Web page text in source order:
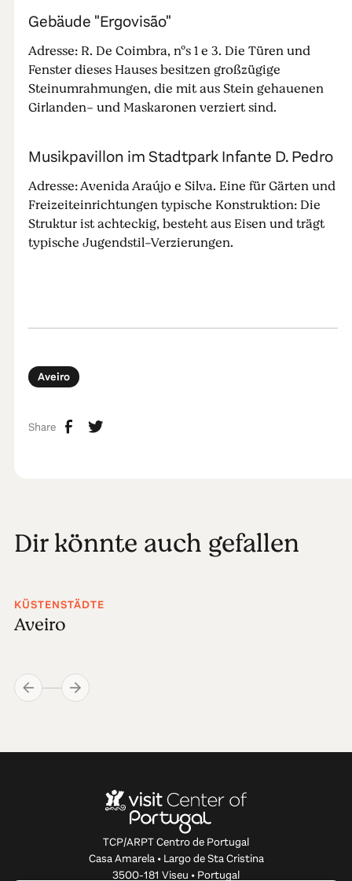
Gebäude "Ergovisão"
Adresse: R. De Coimbra, nºs 1 e 3. Die Türen und
Fenster dieses Hauses besitzen großzügige
Steinumrahmungen, die mit aus Stein gehauenen
Girlanden- und Maskaronen verziert sind.
Musikpavillon im Stadtpark Infante D. Pedro
Adresse: Avenida Araújo e Silva. Eine für Gärten und
Freizeiteinrichtungen typische Konstruktion: Die
Struktur ist achteckig, besteht aus Eisen und trägt
typische Jugendstil-Verzierungen.
Aveiro
Share
Dir könnte auch gefallen
KÜSTENSTÄDTE
Aveiro
TCP/ARPT Centro de Portugal
Casa Amarela • Largo de Sta Cristina
3500-181 Viseu • Portugal